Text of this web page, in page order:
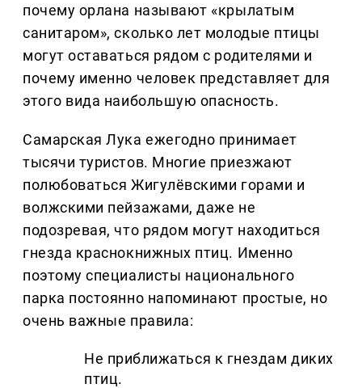
почему орлана называют «крылатым
санитаром», сколько лет молодые птицы
могут оставаться рядом с родителями и
почему именно человек представляет для
этого вида наибольшую опасность.
Самарская Лука ежегодно принимает
тысячи туристов. Многие приезжают
полюбоваться Жигулёвскими горами и
волжскими пейзажами, даже не
подозревая, что рядом могут находиться
гнезда краснокнижных птиц. Именно
поэтому специалисты национального
парка постоянно напоминают простые, но
очень важные правила:
Не приближаться к гнездам диких
птиц.